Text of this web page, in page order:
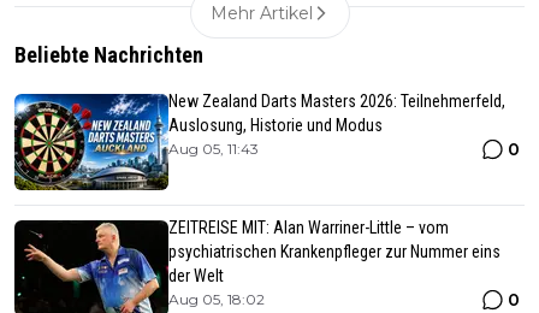
Mehr Artikel
Beliebte Nachrichten
New Zealand Darts Masters 2026: Teilnehmerfeld,
Auslosung, Historie und Modus
Aug 05, 11:43 0
ZEITREISE MIT: Alan Warriner-Little – vom
psychiatrischen Krankenpfleger zur Nummer eins
der Welt
Aug 05, 18:02 0